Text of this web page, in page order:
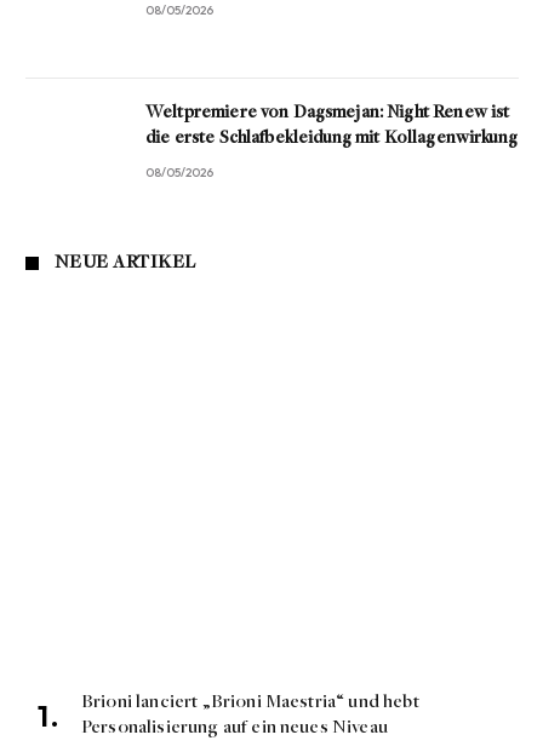
08/05/2026
Weltpremiere von Dagsmejan: Night Renew ist
die erste Schlafbekleidung mit Kollagenwirkung
08/05/2026
NEUE ARTIKEL
Brioni lanciert „Brioni Maestria“ und hebt
Personalisierung auf ein neues Niveau